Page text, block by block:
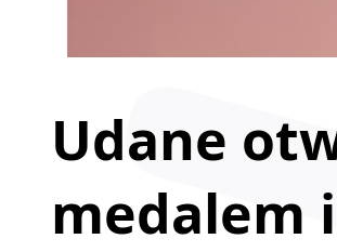
Udane
medalem